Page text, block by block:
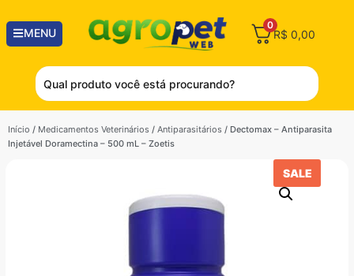
MENU
0
R$ 0,00
Início / Medicamentos Veterinários / Antiparasitários / Dectomax – Antiparasita
Injetável Doramectina – 500 mL – Zoetis
SALE